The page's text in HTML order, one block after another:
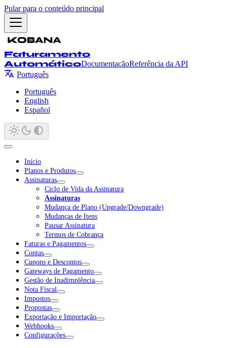
Pular para o conteúdo principal
Faturamento
AutomáticoDocumentaçãoReferência da API
Português
Português
English
Español
Início
Planos e Produtos
Assinaturas
Ciclo de Vida da Assinatura
Assinaturas
Mudança de Plano (Upgrade/Downgrade)
Mudanças de Itens
Pausar Assinatura
Termos de Cobrança
Faturas e Pagamentos
Contas
Cupons e Descontos
Gateways de Pagamento
Gestão de Inadimplência
Nota Fiscal
Impostos
Propostas
Exportação e Importação
Webhooks
Configurações